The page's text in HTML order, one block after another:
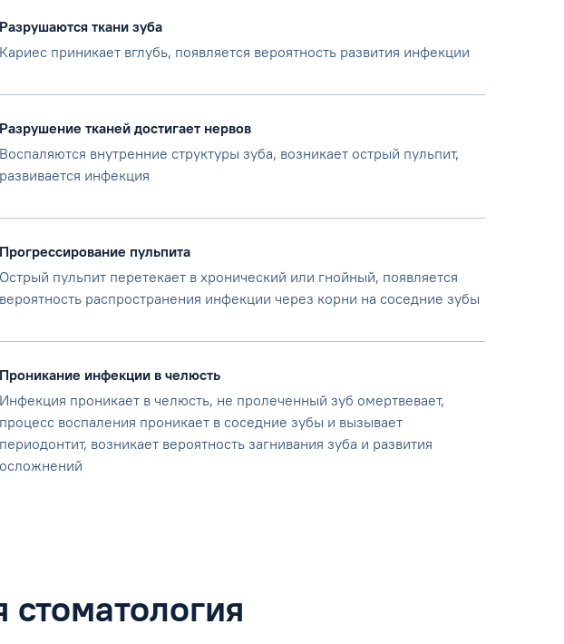
Разрушаются ткани зуба
Кариес приникает вглубь, появляется вероятность развития инфекции
Разрушение тканей достигает нервов
Воспаляются внутренние структуры зуба, возникает острый пульпит,
развивается инфекция
Прогрессирование пульпита
Острый пульпит перетекает в хронический или гнойный, появляется
вероятность распространения инфекции через корни на соседние зубы
Проникание инфекции в челюсть
Инфекция проникает в челюсть, не пролеченный зуб омертвевает,
процесс воспаления проникает в соседние зубы и вызывает
периодонтит, возникает вероятность загнивания зуба и развития
осложнений
стоматология